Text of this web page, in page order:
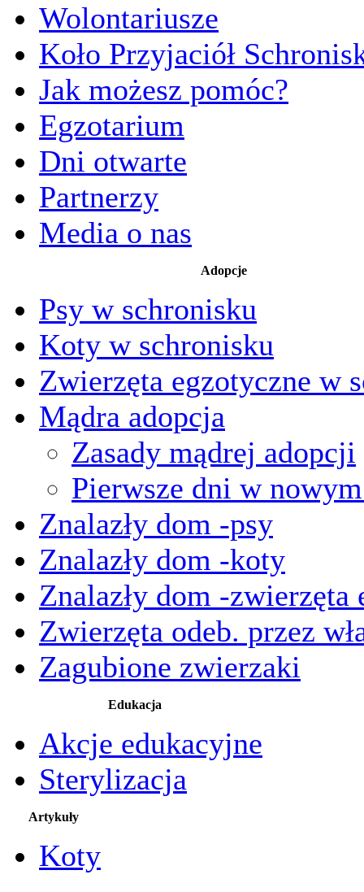
Wolontariusze
Koło Przyjaciół
Jak możesz pomóc?
Egzotarium
Dni otwarte
Partnerzy
Media o nas
Adopcje
Psy w schronisku
Koty w schronisku
Zwierzęta egzotyczne w
Mądra adopcja
Zasady mądrej adopcji
Pierwsze dni w
Znalazły dom -psy
Znalazły dom -koty
Znalazły dom -zwierzęta
Zwierzęta odeb. przez
Zagubione zwierzaki
Edukacja
Akcje edukacyjne
Sterylizacja
Artykuły
Koty